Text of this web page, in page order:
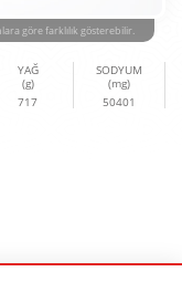
göre farklılık gösterebilir.
YAĞ
(g)
717
SODYUM
(mg)
50401